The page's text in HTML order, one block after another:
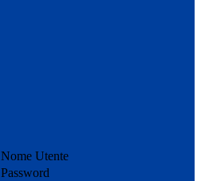
Nome Utente
Password